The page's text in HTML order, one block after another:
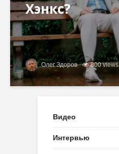
Хэнкс?
Олег Здоров 800 views
Видео
Интервью